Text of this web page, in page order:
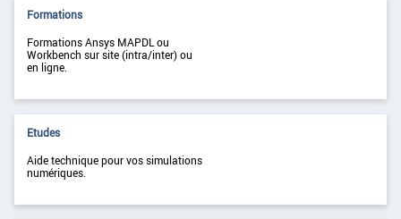
Formations
Formations Ansys MAPDL ou
Workbench sur site (intra/inter) ou
en ligne.
Etudes
Aide technique pour vos simulations
numériques.